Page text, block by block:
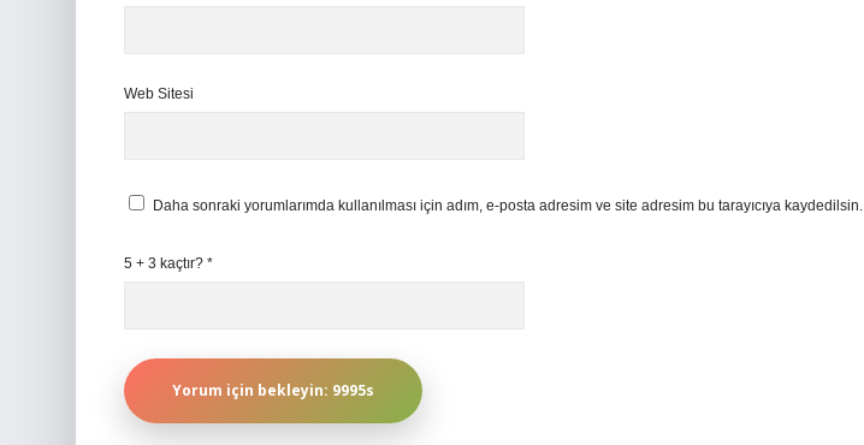
Web Sitesi
Daha sonraki yorumlarımda kullanılması için adım, e-posta adresim ve site adresim bu tarayıcıya kaydedilsin.
5 + 3 kaçtır? *